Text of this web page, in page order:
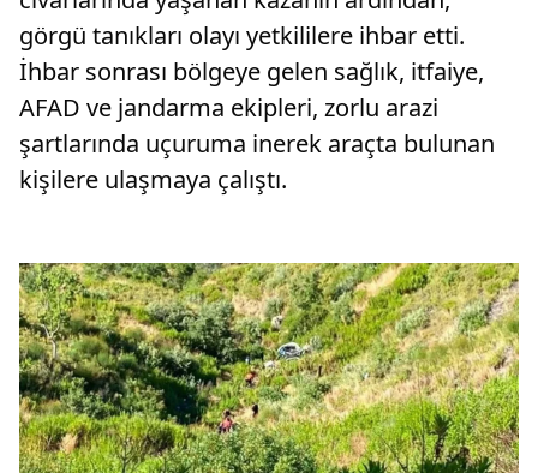
görgü tanıkları olayı yetkililere ihbar etti.
İhbar sonrası bölgeye gelen sağlık, itfaiye,
AFAD ve jandarma ekipleri, zorlu arazi
şartlarında uçuruma inerek araçta bulunan
kişilere ulaşmaya çalıştı.